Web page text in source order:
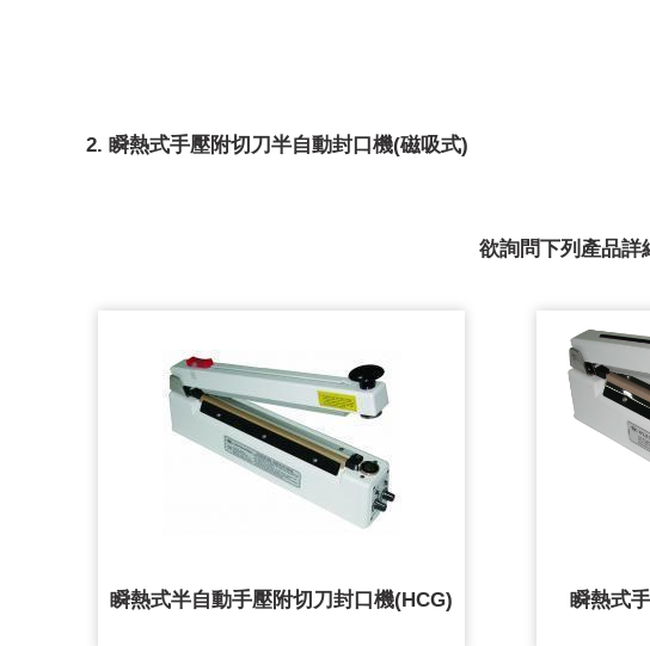
2. 瞬熱式手壓附切刀半自動封口機(磁吸式)
欲詢問下列產品詳
瞬熱式半自動手壓附切刀封口機(HCG) 瞬熱式